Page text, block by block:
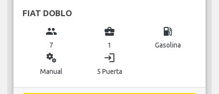
FIAT DOBLO
group
7
business_center
1
local_gas_station
Gasolina
miscellaneous_services
Manual
login
5 Puerta